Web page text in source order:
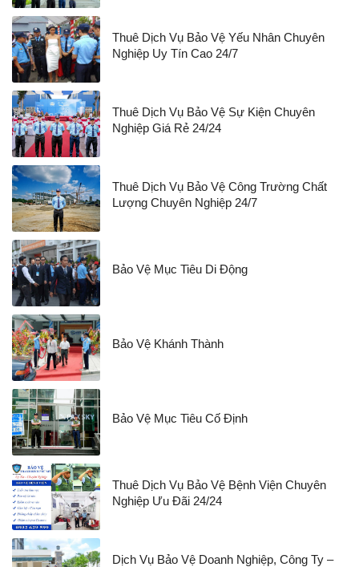
Thuê Dịch Vụ Bảo Vệ Yếu Nhân Chuyên
Nghiệp Uy Tín Cao 24/7
Thuê Dịch Vụ Bảo Vệ Sự Kiện Chuyên
Nghiệp Giá Rẻ 24/24
Thuê Dịch Vụ Bảo Vệ Công Trường Chất
Lượng Chuyên Nghiệp 24/7
Bảo Vệ Mục Tiêu Di Động
Bảo Vệ Khánh Thành
Bảo Vệ Mục Tiêu Cố Định
Thuê Dịch Vụ Bảo Vệ Bệnh Viện Chuyên
Nghiệp Ưu Đãi 24/24
Dịch Vụ Bảo Vệ Doanh Nghiệp, Công Ty –